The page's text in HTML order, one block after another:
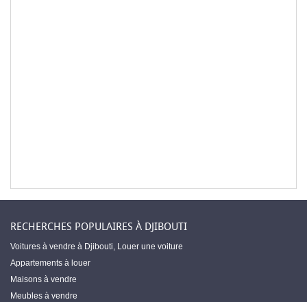
RECHERCHES POPULAIRES À DJIBOUTI
Voitures à vendre à Djibouti, Louer une voiture
Appartements à louer
Maisons à vendre
Meubles à vendre